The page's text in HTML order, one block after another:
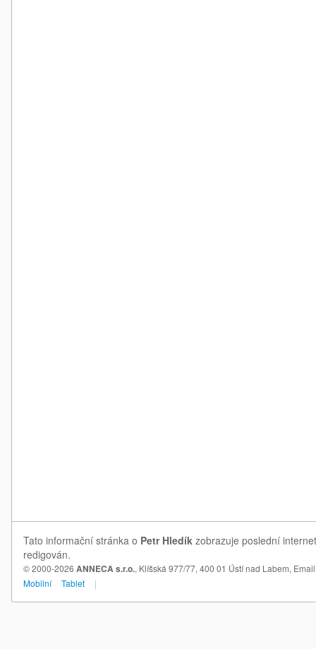
Tato informační stránka o Petr Hledík zobrazuje poslední
redigován.
© 2000-2026 ANNECA s.r.o., Klíšská 977/77, 400 01 Ústí nad Labem,
Mobilní
Tablet |